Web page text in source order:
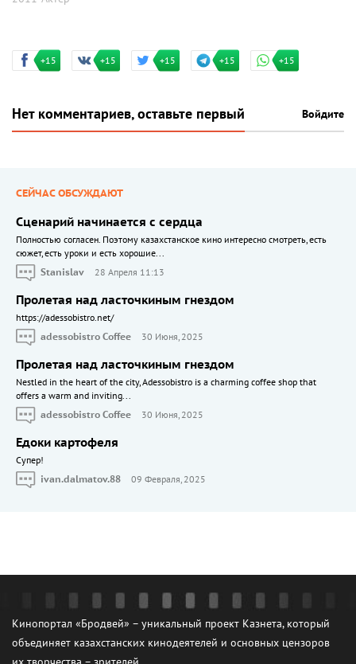
+15 +15 +15 +15 +15
Нет комментариев, оставьте первый Войдите
СЕЙЧАС ОБСУЖДАЮТ
Сценарий начинается с сердца
Полностью согласен. Поэтому казахстанское кино интересно смотреть, есть
сюжет, есть уроки и есть хорошие...
Stanislav
28 Апреля 11:13
Пролетая над ласточкиным гнездом
https://adessobistro.net/
adessobistro Coffee
30 Июня, 2025
Пролетая над ласточкиным гнездом
Nestled in the heart of the city, Adessobistro is a charming coffee shop that
offers a warm and inviting...
adessobistro Coffee
30 Июня, 2025
Едоки картофеля
Cупер!
ivan.dalmatov.88
09 Февраля, 2025
Кинопортал «Бродвей» – уникальный проект Казнета, который
объединяет казахстанских кинодеятелей и основных цензоров